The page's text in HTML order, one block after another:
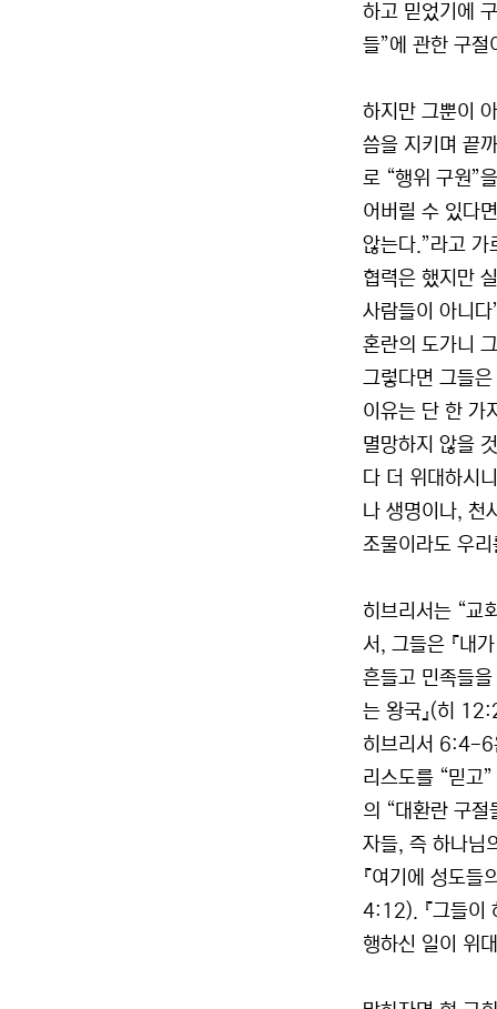
하고 믿었기에
들”에 관한 구절
하지만 그뿐이
씀을 지키며 끝
로 “행위 구원”
어버릴 수 있다
않는다.”라고 가
협력은 했지만
사람들이 아니
혼란의 도가니
그렇다면 그들
이유는 단 한 가
멸망하지 않을
다 더 위대하시
나 생명이나, 천
조물이라도 우
히브리서는 “교
서, 그들은 『내
흔들고 민족들
는 왕국』(히
히브리서 6:4-6
리스도를 “믿고
의 “대환란 구절
자들, 즉 하나님
『여기에 성도
4:12). 『그들이
행하신 일이 위